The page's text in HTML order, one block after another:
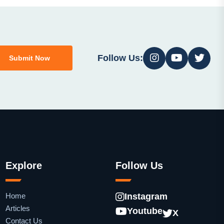
Submit Now Follow Us:
Explore
Home
Articles
Contact Us
Follow Us
Instagram
Youtube
X